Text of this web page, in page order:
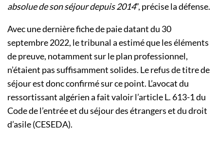
absolue de son séjour depuis 2014”, précise la défense.
Avec une dernière fiche de paie datant du 30
septembre 2022, le tribunal a estimé que les éléments
de preuve, notamment sur le plan professionnel,
n’étaient pas suffisamment solides. Le refus de titre de
séjour est donc confirmé sur ce point. L’avocat du
ressortissant algérien a fait valoir l’article L. 613-1 du
Code de l’entrée et du séjour des étrangers et du droit
d’asile (CESEDA).